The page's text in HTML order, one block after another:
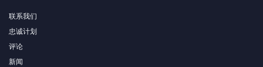
联系我们
忠诚计划
评论
新闻